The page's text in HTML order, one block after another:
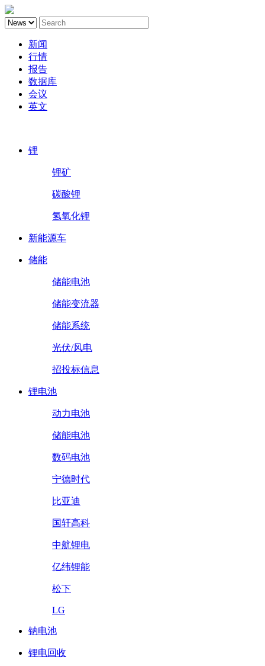
新闻
行情
报告
数据库
会议
英文
锂
锂矿
碳酸锂
氢氧化锂
新能源车
储能
储能电池
储能变流器
储能系统
光伏/风电
招投标信息
锂电池
动力电池
储能电池
数码电池
宁德时代
比亚迪
国轩高科
中航锂电
亿纬锂能
松下
LG
钠电池
锂电回收